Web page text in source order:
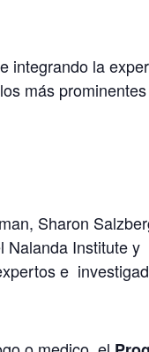
integrando la
más
Sharon
Institute
e